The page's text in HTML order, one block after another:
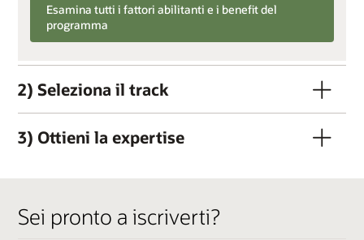
Esamina tutti i fattori abilitanti e i benefit del
programma
2) Seleziona il track
3) Ottieni la expertise
Sei pronto a iscriverti?